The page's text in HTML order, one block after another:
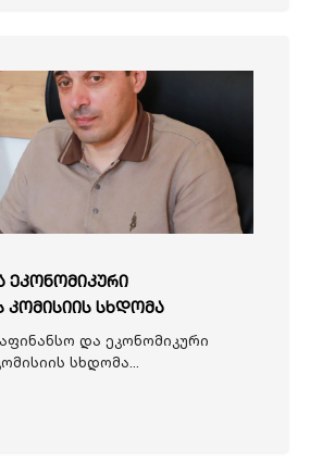
ეკონომიკური
კომისიის სხდომა
და ეკონომიკური
სხდომა...